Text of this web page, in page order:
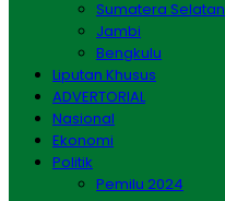
Sumatera Selatan
Jambi
Bengkulu
Liputan Khusus
ADVERTORIAL
Nasional
Ekonomi
Politik
Pemilu 2024